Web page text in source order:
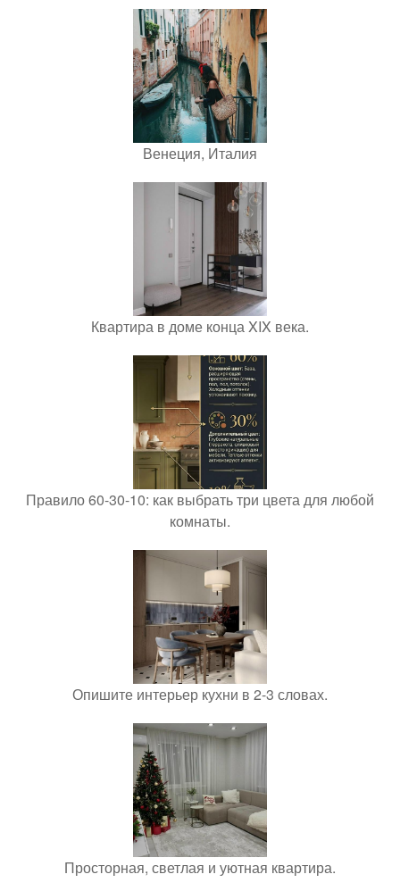
Венеция, Италия
Квартира в доме конца XIX века.
Правило 60-30-10: как выбрать три цвета для любой
комнаты.
Опишите интерьер кухни в 2-3 словах.
Просторная, светлая и уютная квартира.